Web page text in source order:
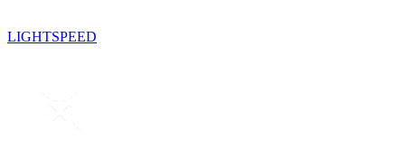
LIGHTSPEED